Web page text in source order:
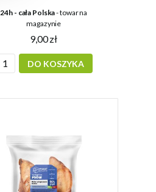
24h - cała Polska- towar na
magazynie
9,00 zł
DO KOSZYKA